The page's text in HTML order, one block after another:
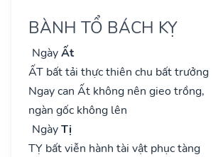
BÀNH TỔ BÁCH KỴ
NgàyẤt
ẤT bất tải thực thiên chu bất trưởng
Ngay can Ất không nên gieo trồng,
ngàn gốc không lên
NgàyTị
TỴ bất viễn hành tài vật phục tàng